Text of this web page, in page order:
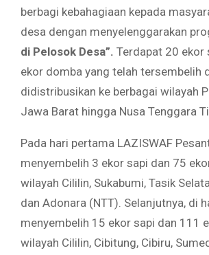
berbagi kebahagiaan kepada
desa dengan menyelenggarakan
di Pelosok Desa”. Terdapat 20 ekor
ekor domba yang telah tersembelih
didistribusikan ke berbagai wilayah
Jawa Barat hingga Nusa Tenggara
Pada hari pertama LAZISWAF
menyembelih 3 ekor sapi dan 75
wilayah Cililin, Sukabumi, Tasik
dan Adonara (NTT). Selanjutnya, di
menyembelih 15 ekor sapi dan 111
wilayah Cililin, Cibitung, Cibiru,